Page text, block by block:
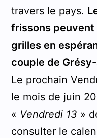
travers le pays.
frissons peuvent
grilles en
couple de
Le prochain
le mois de juin
« Vendredi 13 »
consulter le